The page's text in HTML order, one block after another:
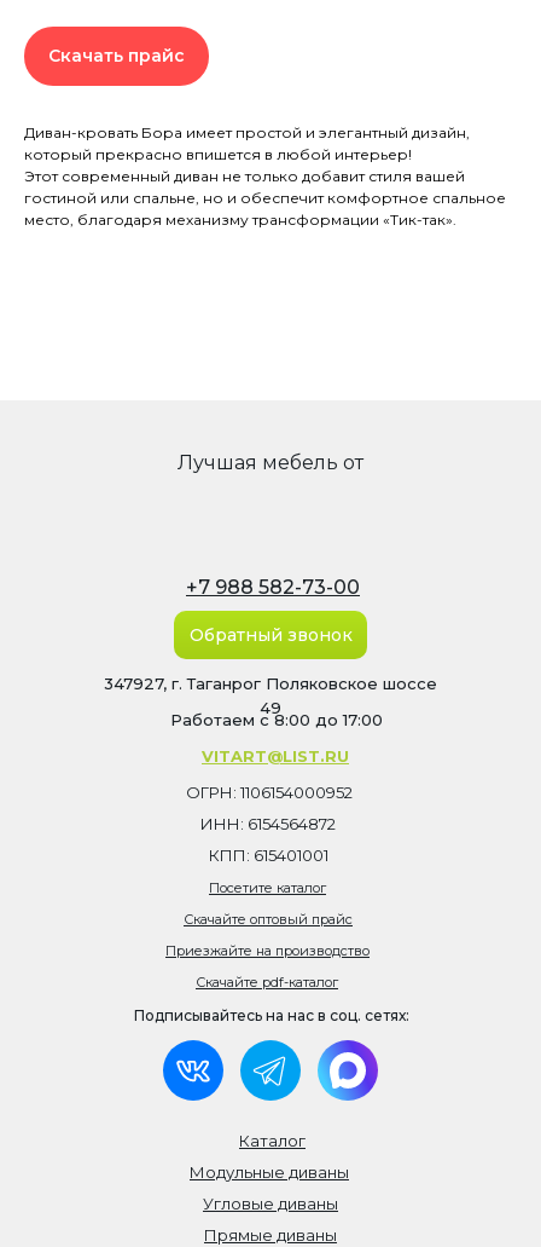
Скачать прайс
Диван-кровать Бора имеет простой и элегантный дизайн,
который прекрасно впишется в любой интерьер!
Этот современный диван не только добавит стиля вашей
гостиной или спальне, но и обеспечит комфортное спальное
место, благодаря механизму трансформации «Тик-так».
Прямые диваны
Угловые диваны
Модульные диваны
Каталог
Работаем с 8:00 до 17:00
347927, г. Таганрог Поляковское шоссе
49
VITART@LIST.RU
+7 988 582-73-00
Лучшая мебель от
Обратный звонок
Подписывайтесь на нас в соц. сетях:
Посетите каталог
Скачайте оптовый прайс
Приезжайте на производство
Скачайте pdf-каталог
КПП: 615401001
ИНН: 6154564872
ОГРН: 1106154000952